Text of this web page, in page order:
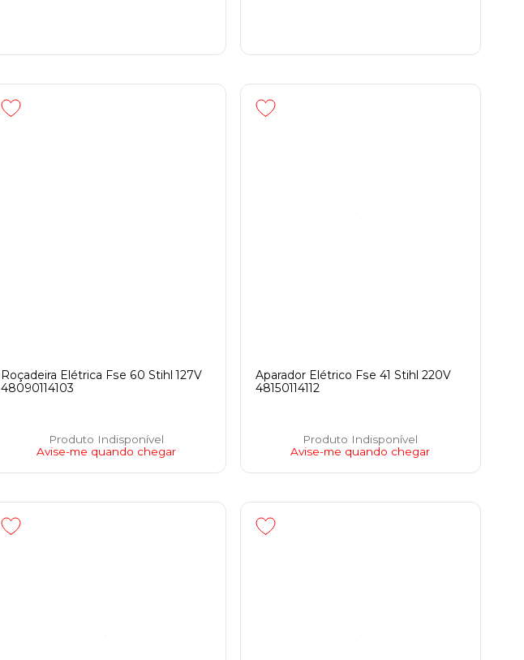
Roçadeira Elétrica Fse 60 Stihl 127V
48090114103
Produto Indisponível
Avise-me quando chegar
Aparador Elétrico Fse 41 Stihl 220V
48150114112
Produto Indisponível
Avise-me quando chegar